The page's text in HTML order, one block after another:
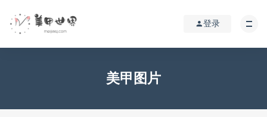
登录
美甲图片